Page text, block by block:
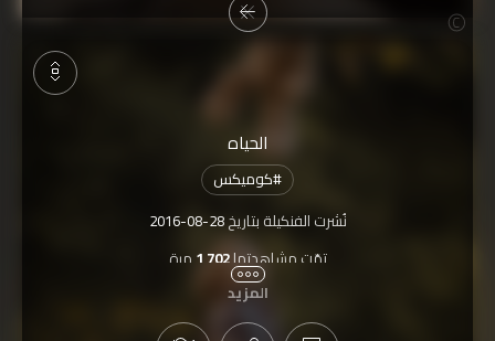
الحياه
#كوميكس
نُشرت الفنكيلة بتاريخ2016-08-28
تمّت مشاهدتها1,702 مرة
المزيد